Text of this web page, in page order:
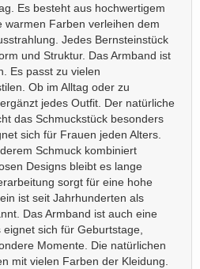
Es besteht aus hochwertigem
warmen Farben verleihen dem
Jedes Bernsteinstück
und Struktur. Das Armband ist
Es passt zu vielen
Ob im Alltag oder zu
jedes Outfit. Der natürliche
das Schmuckstück besonders
sich für Frauen jeden Alters.
Schmuck kombiniert
Designs bleibt es lange
sorgt für eine hohe
ist seit Jahrhunderten als
Das Armband ist auch eine
sich für Geburtstage,
Momente. Die natürlichen
mit vielen Farben der Kleidung.